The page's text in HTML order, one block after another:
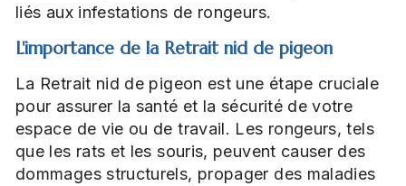
liés aux infestations de rongeurs.
L'importance de la Retrait nid de pigeon
La Retrait nid de pigeon est une étape cruciale
pour assurer la santé et la sécurité de votre
espace de vie ou de travail. Les rongeurs, tels
que les rats et les souris, peuvent causer des
dommages structurels, propager des maladies